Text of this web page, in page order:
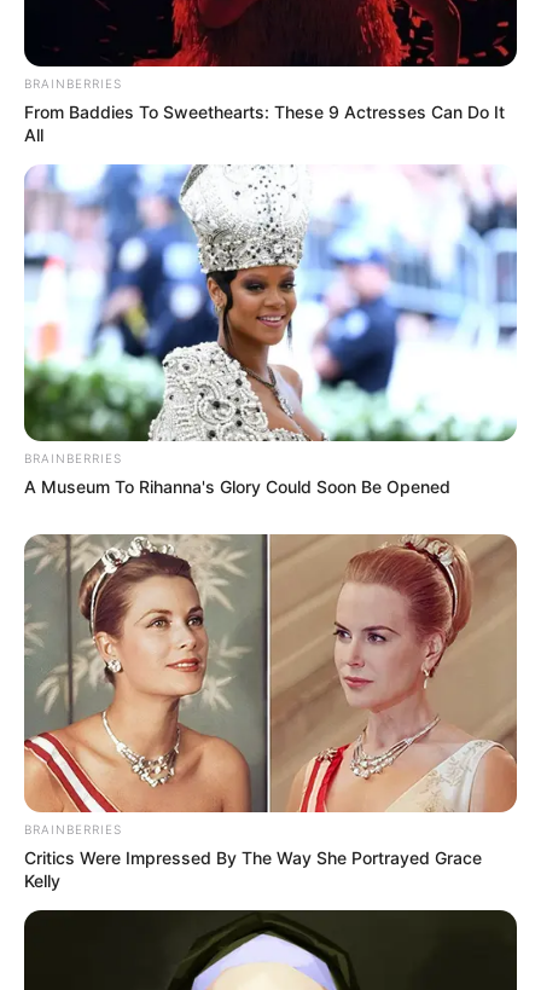
BRAINBERRIES
From Baddies To Sweethearts: These 9 Actresses Can Do It
All
BRAINBERRIES
A Museum To Rihanna's Glory Could Soon Be Opened
BRAINBERRIES
Critics Were Impressed By The Way She Portrayed Grace
Kelly